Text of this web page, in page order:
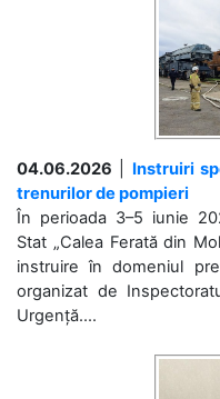
04.06.2026
Instruiri
trenurilor de pompieri
În perioada 3–5 iunie
Stat „Calea Ferată din
instruire în domeniul
organizat de
Urgență....